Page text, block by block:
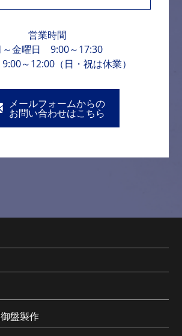
営業時間
～金曜日 9:00～17:30
～12:00（日・祝は休業）
メールフォームからの
お問い合わせはこちら
盤製作